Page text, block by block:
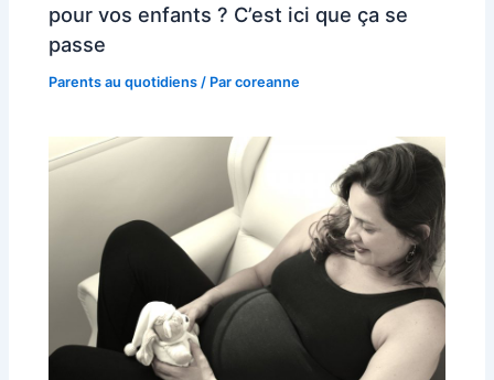
pour vos enfants ? C’est ici que ça se
passe
Parents au quotidiens / Parcoreanne